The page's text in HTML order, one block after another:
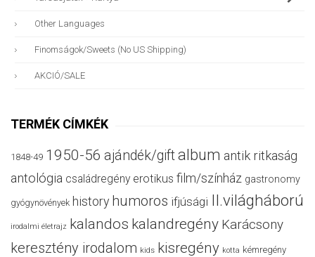
Other Languages
Finomságok/sweets (no US Shipping)
AKCIÓ/SALE
TERMÉK CÍMKÉK
1848-49 1950-56 ajándék/giftalbum antik ritkaság
antológia családregény erotikus film/színház gastronomy
gyógynövények history humoros ifjúsági II.világháború
irodalmi életrajz kalandos kalandregény Karácsony
keresztény irodalom kids kisregény kotta kémregény